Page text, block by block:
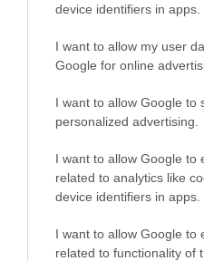
device identifiers in apps.
I want to allow my user
Google for online
I want to allow Google to
personalized advertising.
I want to allow Google to
related to analytics like
device identifiers in apps.
I want to allow Google to
related to functionality of
KÉT AUTÓ
2026.
HÍREK A
2026.